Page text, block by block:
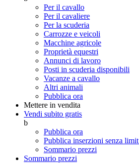
Per il cavallo
Per il cavaliere
Per la scuderia
Carrozze e veicoli
Macchine agricole
Proprietà equestri
Annunci di lavoro
Posti in scuderia disponibili
Vacanze a cavallo
Altri animali
Pubblica ora
Mettere in vendita
Vendi subito gratis
b
Pubblica ora
Pubblica inserzioni senza limit
Sommario prezzi
Sommario prezzi